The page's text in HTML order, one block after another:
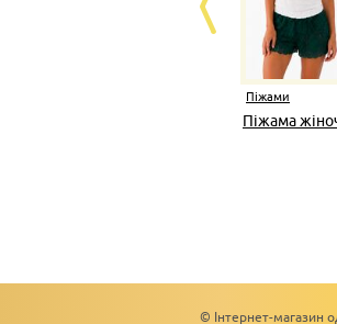
Піжами
Піжама
© Інтернет-магазин